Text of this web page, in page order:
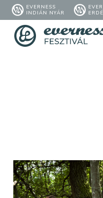
EVERNESS
INDIÁN NYÁR